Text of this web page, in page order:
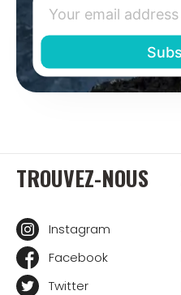
TROUVEZ-NOUS
Instagram
Facebook
Twitter